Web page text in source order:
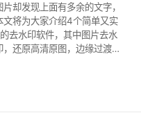
却发现上面有多余的文字，
文将为大家介绍4个简单又实
还原高清原图，边缘过渡自
面